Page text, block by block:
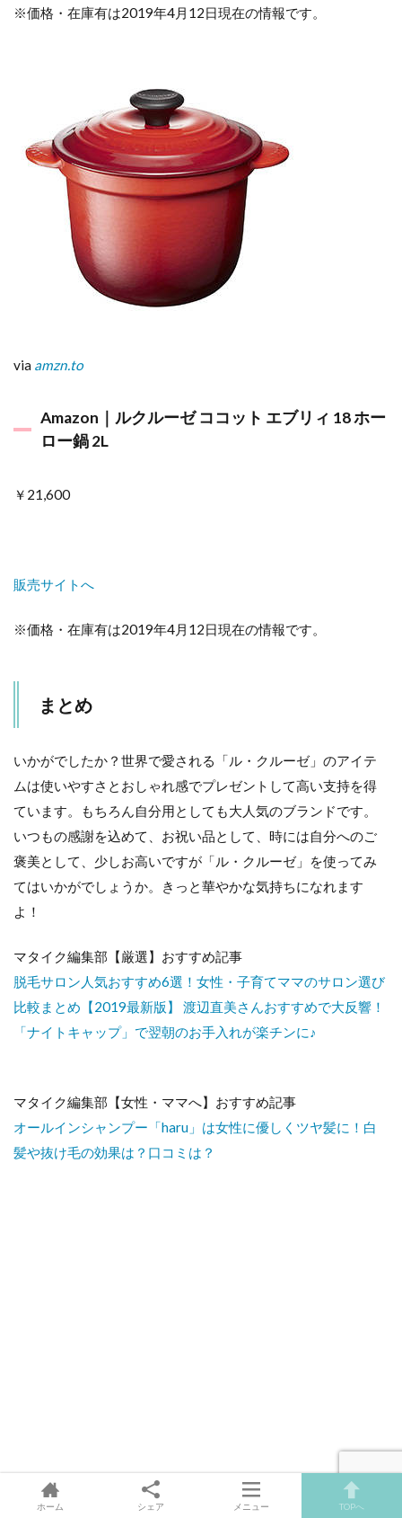
※価格・在庫有は2019年4月12日現在の情報です。
via amzn.to
Amazon｜ルクルーゼ ココット エブリィ 18 ホー
ロー鍋 2L
￥21,600
販売サイトへ
※価格・在庫有は2019年4月12日現在の情報です。
まとめ
いかがでしたか？世界で愛される「ル・クルーゼ」のアイテ
ムは使いやすさとおしゃれ感でプレゼントして高い支持を得
ています。もちろん自分用としても大人気のブランドです。
いつもの感謝を込めて、お祝い品として、時には自分へのご
褒美として、少しお高いですが「ル・クルーゼ」を使ってみ
てはいかがでしょうか。きっと華やかな気持ちになれます
よ！
マタイク編集部【厳選】おすすめ記事
脱毛サロン人気おすすめ6選！女性・子育てママのサロン選び
比較まとめ【2019最新版】 渡辺直美さんおすすめで大反響！
「ナイトキャップ」で翌朝のお手入れが楽チンに♪
マタイク編集部【女性・ママへ】おすすめ記事
オールインシャンプー「haru」は女性に優しくツヤ髪に！白
髪や抜け毛の効果は？口コミは？
ホーム シェア メニュー TOPへ